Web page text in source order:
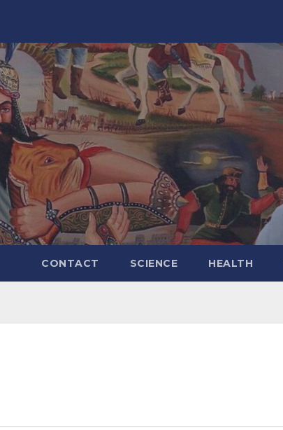
HEALTH
SCIENCE
CONTACT